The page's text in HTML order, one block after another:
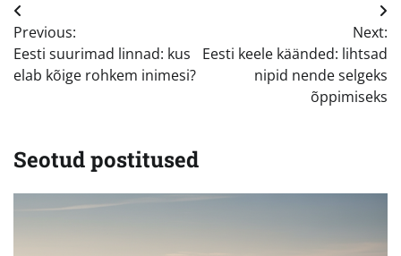
Navigeerimine
Previous:
Eesti suurimad linnad: kus
elab kõige rohkem inimesi?
Next:
Eesti keele käänded: lihtsad
nipid nende selgeks
õppimiseks
Seotud postitused